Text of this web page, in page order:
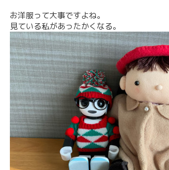
お洋服って大事ですよね。
見ている私があったかくなる。